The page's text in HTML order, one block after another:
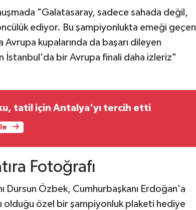
"Galatasaray, sadece sahada değil,
ediyor. Bu şampiyonlukta emeği geçen
kupalarında da başarı dileyen
İstanbul'da bir Avrupa finali daha izleriz"
tatil için Antalya'yı tercih etti
Fotoğrafı
Dursun Özbek, Cumhurbaşkanı Erdoğan'a
olduğu özel bir şampiyonluk plaketi hediye